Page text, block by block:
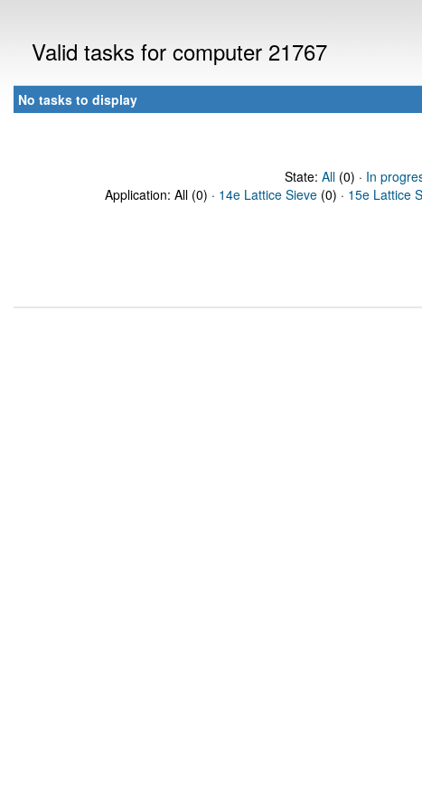
Valid tasks for computer 21767
No tasks to display
State: All(0) · In
Application: All (0) · 14e Lattice Sieve (0) · 15e Lattice